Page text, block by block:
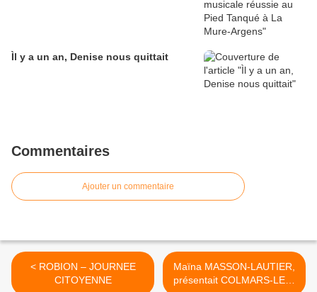
Ìl y a un an, Denise nous quittait
Commentaires
Ajouter un commentaire
< ROBION – JOURNEE
CITOYENNE
Maïna MASSON-LAUTIER,
présentait COLMARS-LES-